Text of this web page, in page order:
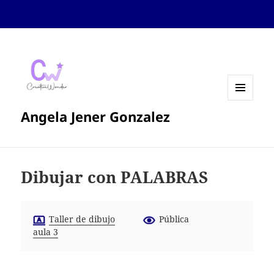
Angela Jener Gonzalez
Dibujar con PALABRAS
Taller de dibujo
aula 3
Pública